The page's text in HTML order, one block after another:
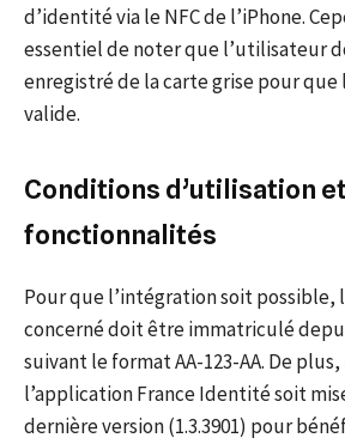
d’identité via le NFC de l’iPhone.
essentiel de noter que l’utilisateur
enregistré de la carte grise pour que
valide.
Conditions d’utilisation et
fonctionnalités
Pour que l’intégration soit possible,
concerné doit être immatriculé
suivant le format AA-123-AA. De
l’application France Identité soit
dernière version (1.3.3901) pour